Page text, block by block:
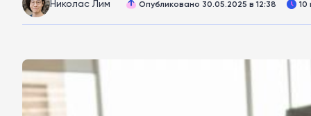
Николас Лим Опубликовано 30.05.2025 в 12:38 10